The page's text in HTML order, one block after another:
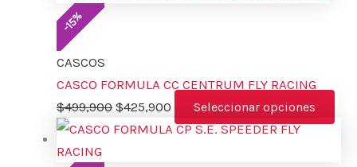
-
15
%
CASCOS
CASCO FORMULA CC CENTRUM FLY RACING
$499,900 $425,900 Seleccionar opciones